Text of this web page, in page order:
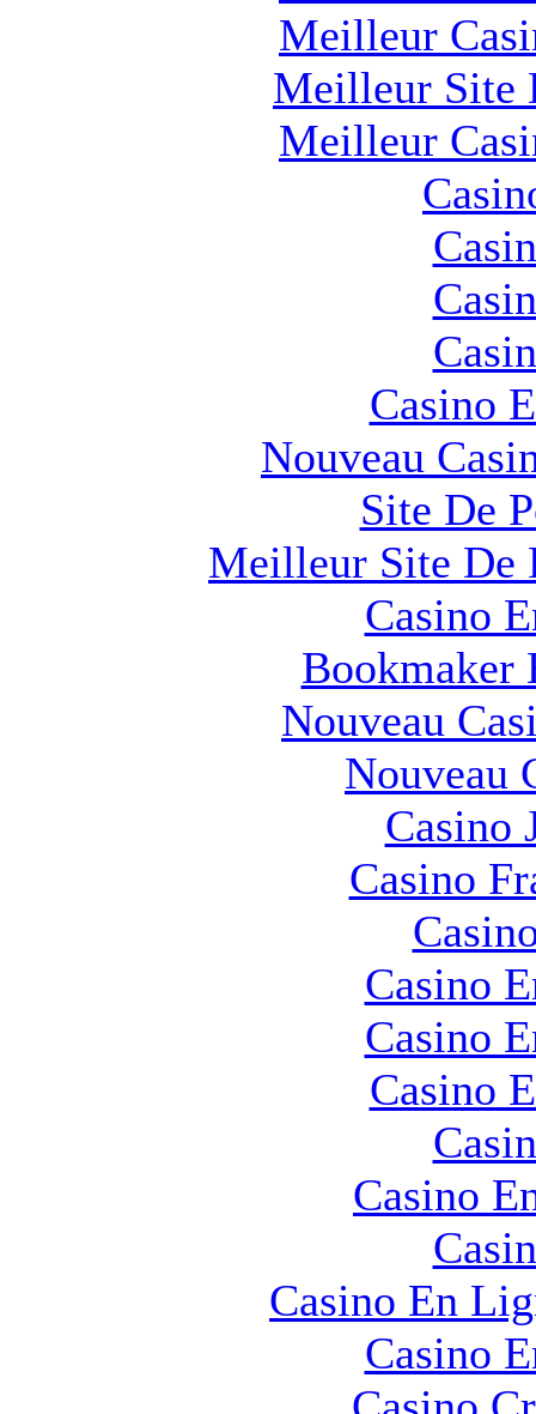
Meilleur
Meilleur Site
Meilleur
Casino
Nouveau
Site De
Meilleur Site De
Casino
Bookmaker
Nouveau
Nouveau
Casino
Casino
Casino
Casino
Casino
Casino
Casino En
Casino